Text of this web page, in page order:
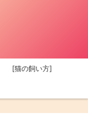
[猫の飼い方]